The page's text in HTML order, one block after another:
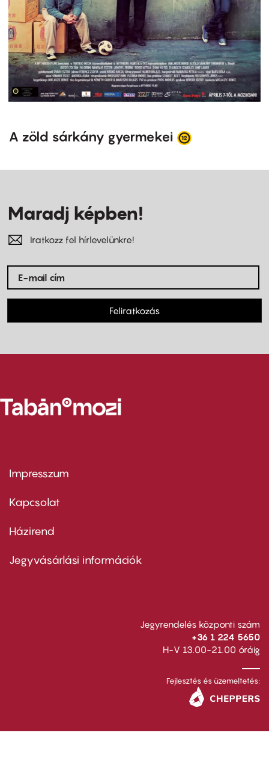
A zöld sárkány gyermekei
Maradj képben!
Iratkozz fel hírlevelünkre!
Feliratkozás
Footer
first
Impresszum
Kapcsolat
Footer
second
Házirend
Jegyvásárlási információk
Jegyrendelés központi szám
+36 1 224 5650
H-V 13.00-21.00 óráig
Fejlesztés és üzemeltetés: